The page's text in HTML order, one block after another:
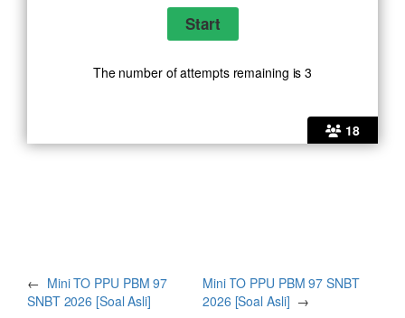
18
The number of attempts remaining is 3
← Mini TO PPU PBM 97
SNBT 2026 [Soal Asli]
Mini TO PPU PBM 97 SNBT
2026 [Soal Asli] →